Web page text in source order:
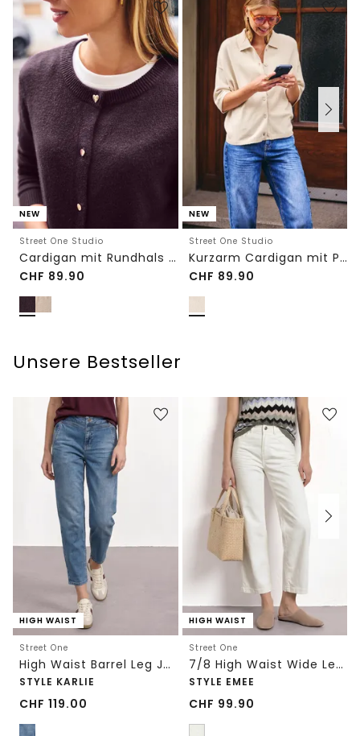
NEW
Street One Studio
Cardigan mit Rundhals und Knöpfen
CHF 89.90
NEW
Street One Studio
Kurzarm Cardigan mit Polokragen
CHF 89.90
Unsere Bestseller
HIGH WAIST
Street One
High Waist Barrel Leg Jeans im Loose Fit
STYLE KARLIE
CHF 119.00
HIGH WAIST
Street One
7/8 High Waist Wide Leg Jeans im Loose Fit
STYLE EMEE
CHF 99.90